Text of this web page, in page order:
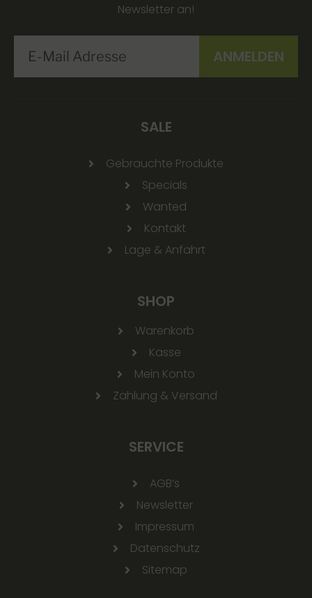
Newsletter an!
SALE
Gebrauchte Produkte
Specials
Wanted
Kontakt
Lage & Anfahrt
SHOP
Warenkorb
Kasse
Mein Konto
Zahlung & Versand
SERVICE
AGB‘s
Newsletter
Impressum
Datenschutz
Sitemap